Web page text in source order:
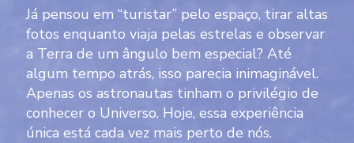
Já pensou em “turistar” pelo espaço, tirar altas
fotos enquanto viaja pelas estrelas e observar
a Terra de um ângulo bem especial? Até
algum tempo atrás, isso parecia inimaginável.
Apenas os astronautas tinham o privilégio de
conhecer o Universo. Hoje, essa experiência
única está cada vez mais perto de nós.